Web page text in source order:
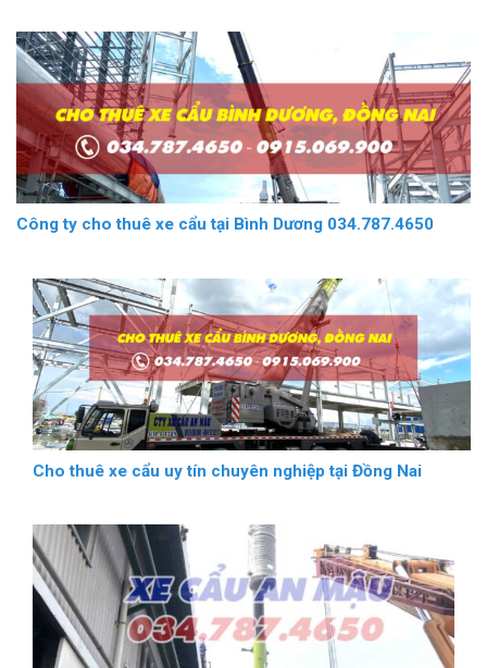
Công ty cho thuê xe cẩu tại Bình Dương 034.787.4650
Cho thuê xe cẩu uy tín chuyên nghiệp tại Đồng Nai